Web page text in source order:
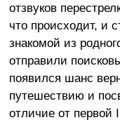
отзвуков
что происходит, и
знакомой из
отправили
появился шанс
путешествию и
отличие от первой